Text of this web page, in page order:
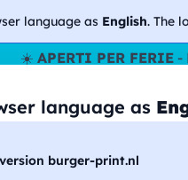
language as English. The
language as
burger-print.nl
☀️ APERTI PER FERIE-
🔎 Cerca
Donna